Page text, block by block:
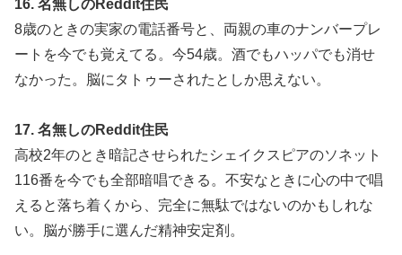
16. 名無しのReddit住民
8歳のときの実家の電話番号と、両親の車のナンバープレ
ートを今でも覚えてる。今54歳。酒でもハッパでも消せ
なかった。脳にタトゥーされたとしか思えない。
17. 名無しのReddit住民
高校2年のとき暗記させられたシェイクスピアのソネット
116番を今でも全部暗唱できる。不安なときに心の中で唱
えると落ち着くから、完全に無駄ではないのかもしれな
い。脳が勝手に選んだ精神安定剤。